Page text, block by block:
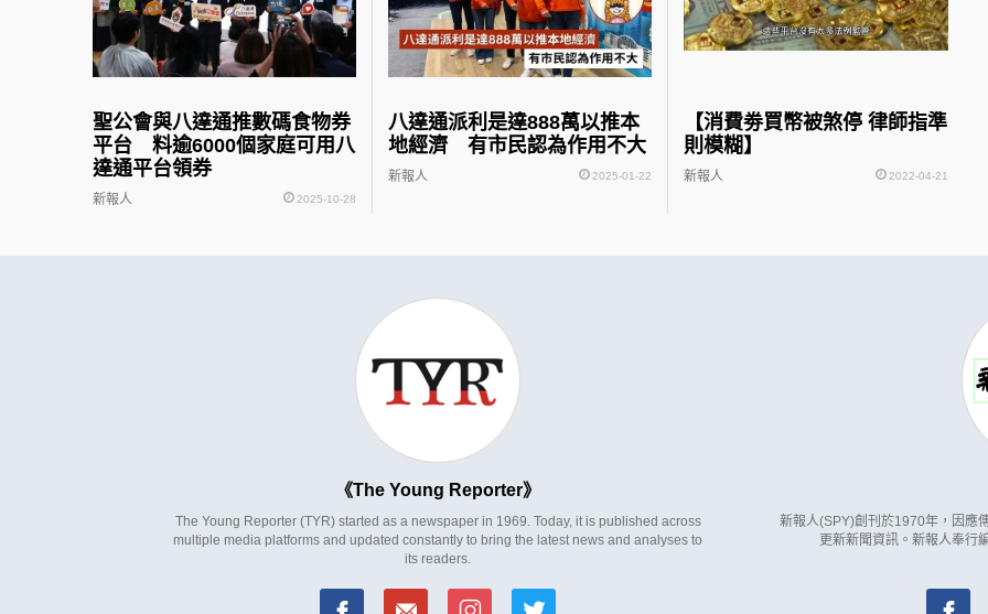
聖公會與八達通推數碼食物券
平台 料逾6000個家庭可用八
達通平台領券
新報人 2025-10-28
八達通派利是達888萬以推本
地經濟 有市民認為作用不大
新報人 2025-01-22
【消費劵買幣被煞停 律師指準
則模糊】
新報人 2022-04-21
The Young Reporter
The Young Reporter (TYR) started as a newspaper in 1969. Today, it is published across
multiple media platforms and updated constantly to bring the latest news and analyses to
its readers.
新報人(SPY)創刊於1970年，因應
更新新聞資訊。新報人奉行